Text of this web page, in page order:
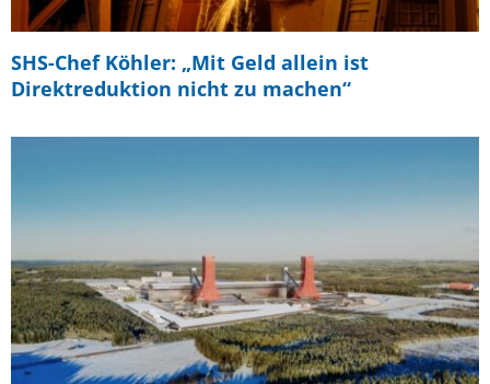
SHS-Chef Köhler: „Mit Geld allein ist
Direktreduktion nicht zu machen“